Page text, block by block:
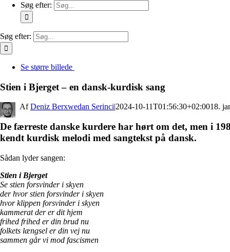
Søg efter:
Søg efter:
Se større billede
Stien i Bjerget – en dansk-kurdisk sang
By Deniz Berxwedan Serinci|2024-10-11T01:56:30+02:0018.
De færreste danske kurdere har hørt om det, men i
kendt kurdisk melodi med sangtekst på dansk.
Sådan lyder sangen:
Stien i Bjerget
Se stien forsvinder i skyen
der hvor stien forsvinder i skyen
hvor klippen forsvinder i skyen
kammerat der er dit hjem
frihed frihed er din brud nu
folkets længsel er din vej nu
sammen går vi mod fascismen